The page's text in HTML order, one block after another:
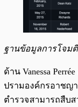
ฐานข้อมูลการโจม
ด้าน Vanessa
ปรามองค์กรอาชญ
ตำรวจสามารถสืบ